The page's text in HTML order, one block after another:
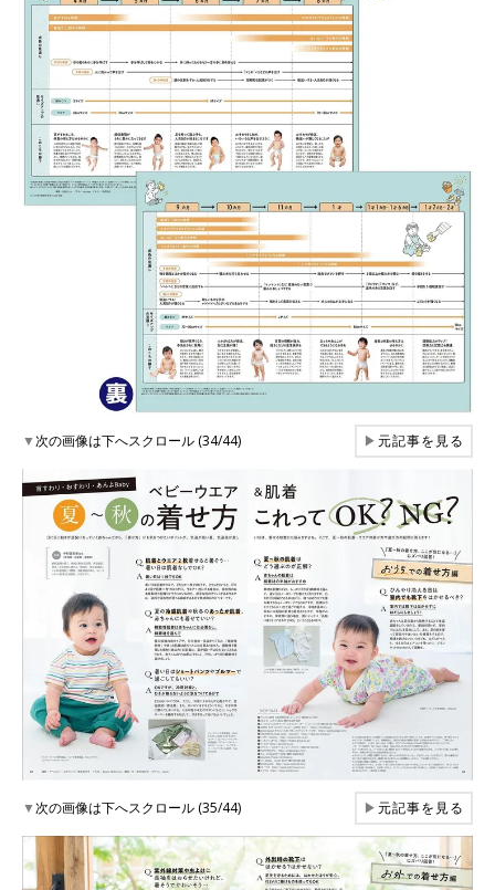
▼次の画像は下へスクロール (34/44) ▶元記事を見る
▼次の画像は下へスクロール (35/44) ▶元記事を見る